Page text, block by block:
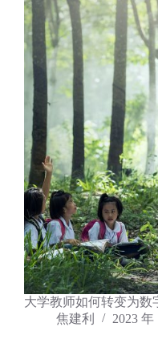
大学教师如何转变为
焦建利
2023 年